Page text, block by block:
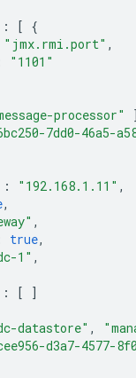
: [ {
"jmx.rmi.port" ,
"1101"
processor"
7dd0-46a5-
: "192.168.1.11" ,
,
,
true,
1" ,
: [
]
datastore" ,
d3a7-4577-